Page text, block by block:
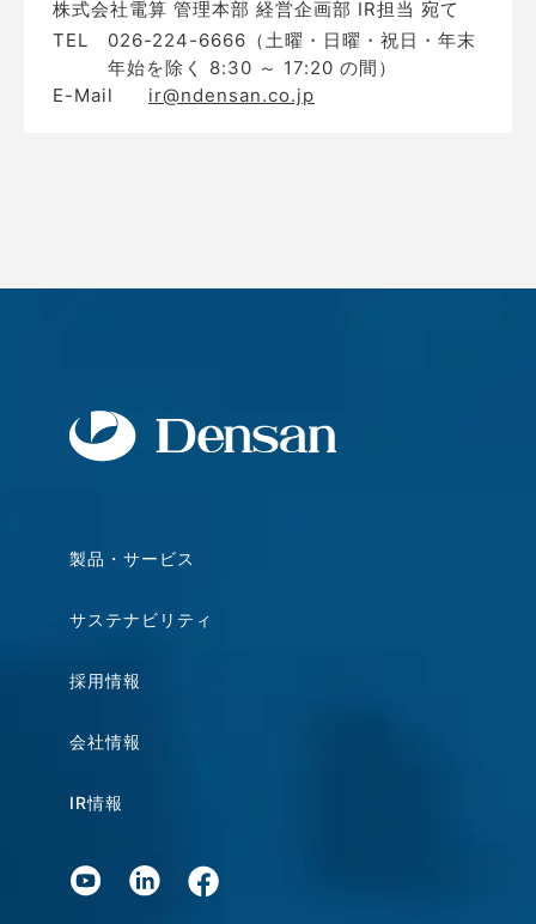
株式会社電算 管理本部 経営企画部 IR担当 宛て
TEL
026-224-6666（土曜・日曜・祝日・年末
年始を除く 8:30 ～ 17:20 の間）
E-Mail
ir@ndensan.co.jp
製品・サービス
サステナビリティ
採用情報
会社情報
IR情報